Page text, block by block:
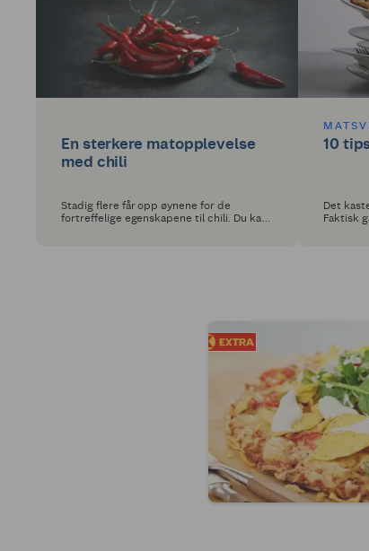
En sterkere matopplevelse
med chili
Stadig flere får opp øynene for de
fortreffelige egenskapene til chili. Du kan
10
Det
Faktisk